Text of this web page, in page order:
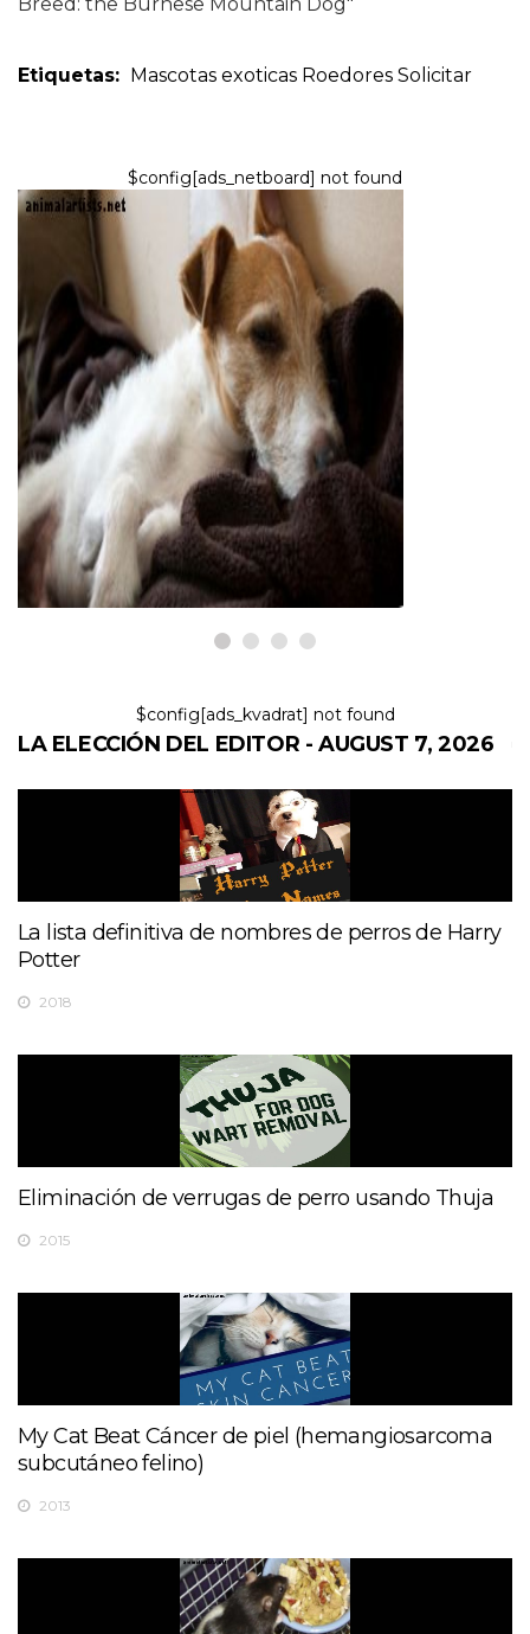
Etiquetas: Mascotas exoticas Roedores Solicitar
$config[ads_netboard] not found
PERROS
Efectos secundarios de
Rimadyl en la artritis del perro y
cómo evitarlos
7,2026
$config[ads_kvadrat] not found
LA ELECCIÓN DEL EDITOR - AUGUST 7, 2026
La lista definitiva de nombres de perros de Harry
Potter
2018
Eliminación de verrugas de perro usando Thuja
2015
My Cat Beat Cáncer de piel (hemangiosarcoma
subcutáneo felino)
2013